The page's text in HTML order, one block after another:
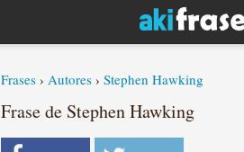
Frases › Autores › Stephen Hawking
Frase de Stephen Hawking